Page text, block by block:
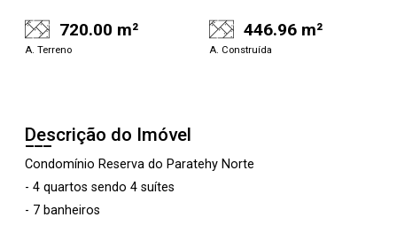
720.00 m²
A. Terreno
446.96 m²
A. Construída
Descrição do Imóvel
Condomínio Reserva do Paratehy Norte
- 4 quartos sendo 4 suítes
- 7 banheiros